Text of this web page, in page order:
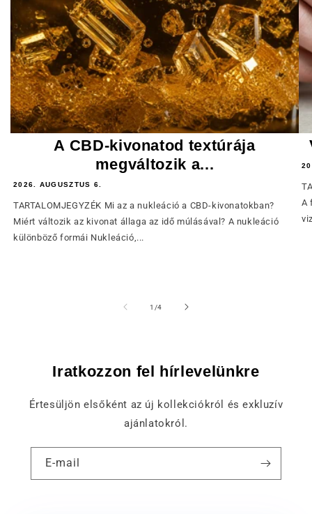
A CBD-kivonatod textúrája
megváltozik a...
2026. AUGUSZTUS 6.
TARTALOMJEGYZÉK Mi az a nukleáció a CBD-kivonatokban?
Miért változik az kivonat állaga az idő múlásával? A nukleáció
különböző formái Nukleáció,...
A
1 /of
4
Iratkozzon fel hírlevelünkre
Értesüljön elsőként az új kollekciókról és exkluzív
ajánlatokról.
E-mail